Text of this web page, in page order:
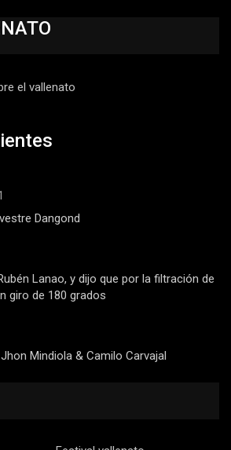
el vallenato
Dangond
Lanao, y dijo que por la filtración de
giro de 180 grados
Mindiola & Camilo Carvajal